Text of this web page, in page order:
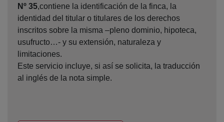
Nº 35,contiene la identificación de la finca, la
identidad del titular o titulares de los derechos
inscritos sobre la misma –pleno dominio, hipoteca,
usufructo…- y su extensión, naturaleza y
limitaciones.
Este servicio incluye, si así se solicita, la traducción
al inglés de la nota simple.